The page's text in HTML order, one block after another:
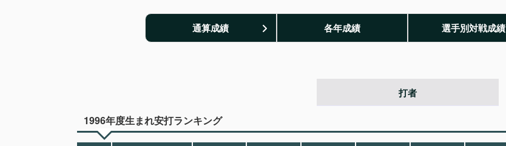
通算成績 各年成績 選手別対戦成績
打者
1996年度生まれ安打ランキング